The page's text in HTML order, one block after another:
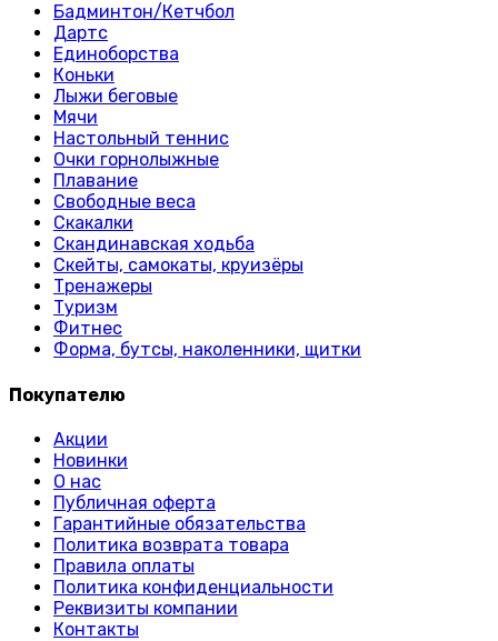
Бадминтон/Кетчбол
Дартс
Единоборства
Коньки
Лыжи беговые
Мячи
Настольный теннис
Очки горнолыжные
Плавание
Свободные веса
Скакалки
Скандинавская ходьба
Скейты, самокаты, круизёры
Тренажеры
Туризм
Фитнес
Форма, бутсы, наколенники, щитки
Покупателю
Акции
Новинки
О нас
Публичная оферта
Гарантийные обязательства
Политика возврата товара
Правила оплаты
Политика конфиденциальности
Реквизиты компании
Контакты